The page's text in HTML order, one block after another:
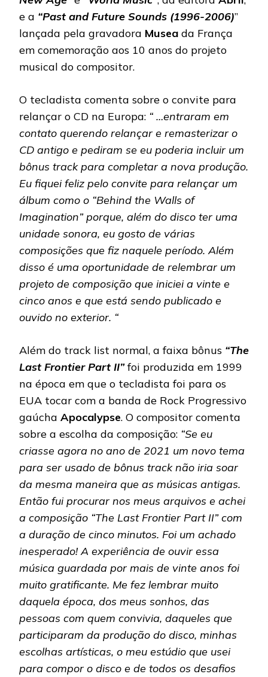
e a “Past and Future Sounds (1996-2006)”
lançada pela gravadora Musea da França
em comemoração aos 10 anos do projeto
musical do compositor.
O tecladista comenta sobre o convite para
relançar o CD na Europa: “ …entraram em
contato querendo relançar e remasterizar o
CD antigo e pediram se eu poderia incluir um
bônus track para completar a nova produção.
Eu fiquei feliz pelo convite para relançar um
álbum como o “Behind the Walls of
Imagination” porque, além do disco ter uma
unidade sonora, eu gosto de várias
composições que fiz naquele período. Além
disso é uma oportunidade de relembrar um
projeto de composição que iniciei a vinte e
cinco anos e que está sendo publicado e
ouvido no exterior. “
Além do track list normal, a faixa bônus “The
Last Frontier Part II”foi produzida em 1999
na época em que o tecladista foi para os
EUA tocar com a banda de Rock Progressivo
gaúcha Apocalypse. O compositor comenta
sobre a escolha da composição: “Se eu
criasse agora no ano de 2021 um novo tema
para ser usado de bônus track não iria soar
da mesma maneira que as músicas antigas.
Então fui procurar nos meus arquivos e achei
a composição “The Last Frontier Part II” com
a duração de cinco minutos. Foi um achado
inesperado! A experiência de ouvir essa
música guardada por mais de vinte anos foi
muito gratificante. Me fez lembrar muito
daquela época, dos meus sonhos, das
pessoas com quem convivia, daqueles que
participaram da produção do disco, minhas
escolhas artísticas, o meu estúdio que usei
para compor o disco e de todos os desafios